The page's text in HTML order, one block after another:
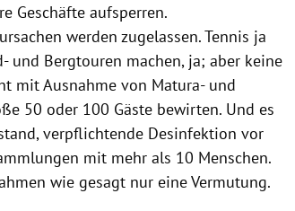
Geschäfte aufsperren.
werden zugelassen.Tennis ja
und Bergtouren machen, ja; aber keine
mit Ausnahme von Matura- und
50 oder 100 Gäste bewirten. Und es
verpflichtende Desinfektion vor
mit mehr als 10 Menschen.
wie gesagt nur eine Vermutung.